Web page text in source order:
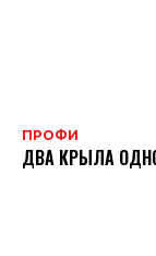
ПРОФИ
ДВА КРЫЛА